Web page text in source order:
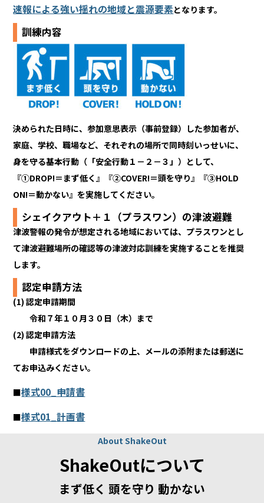
速報による強い揺れの地域と震源要素となります。
訓練内容
決められた日時に、参加意思表示（事前登録）した参加者が、
家庭、学校、職場など、それぞれの場所で同時刻いっせいに、
身を守る基本行動（「安全行動１－２－３」）として、
『①DROP!＝まず低く』『②COVER!＝頭を守り』『③HOLD
ON!＝動かない』を実施してください。
シェイクアウト＋１（プラスワン）の津波避難
津波警報の発令が想定される地域においては、プラスワンとし
て津波避難場所の確認等の津波対応訓練を実施することを推奨
します。
認定申請方法
(1) 認定申請期間
令和７年１０月３０日（木）まで
(2) 認定申請方法
申請様式をダウンロードの上、メールの添附または郵送に
てお申込みください。
■様式00_申請書
■様式01_計画書
About ShakeOut
ShakeOutについて
まず低く 頭を守り 動かない